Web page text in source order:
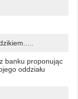
banku proponując
oddziału